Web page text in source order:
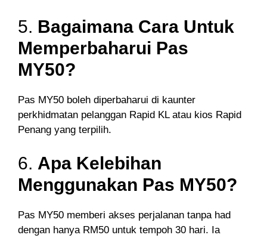
5. Bagaimana Cara Untuk
Memperbaharui Pas
MY50?
Pas MY50 boleh diperbaharui di kaunter
perkhidmatan pelanggan Rapid KL atau kios Rapid
Penang yang terpilih.
6. Apa Kelebihan
Menggunakan Pas MY50?
Pas MY50 memberi akses perjalanan tanpa had
dengan hanya RM50 untuk tempoh 30 hari. Ia